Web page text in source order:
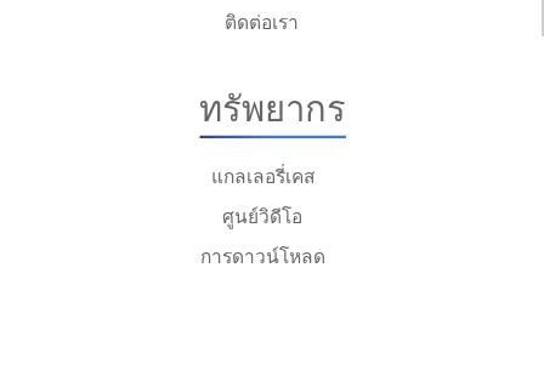
ติดต่อเรา
ทรัพยากร
แกลเลอรี่เคส
ศูนย์วิดีโอ
การดาวน์โหลด